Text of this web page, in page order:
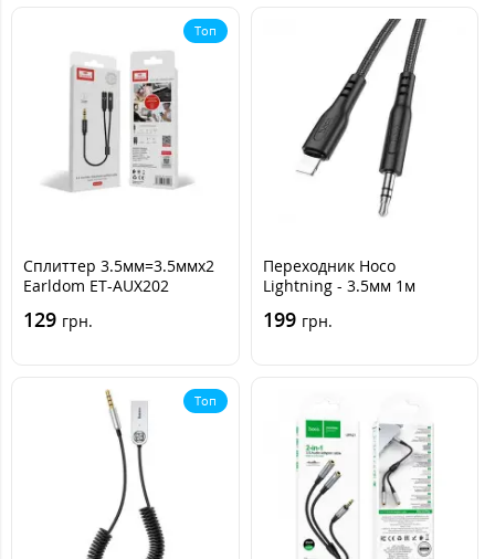
Топ
Сплиттер 3.5мм=3.5ммх2
Earldom ET-AUX202
129 грн.
Переходник Hoco
Lightning - 3.5мм 1м
199 грн.
Топ